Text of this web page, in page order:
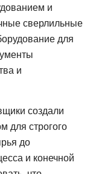
и
сверлильные
для
и
создали
для строгого
до
и конечной